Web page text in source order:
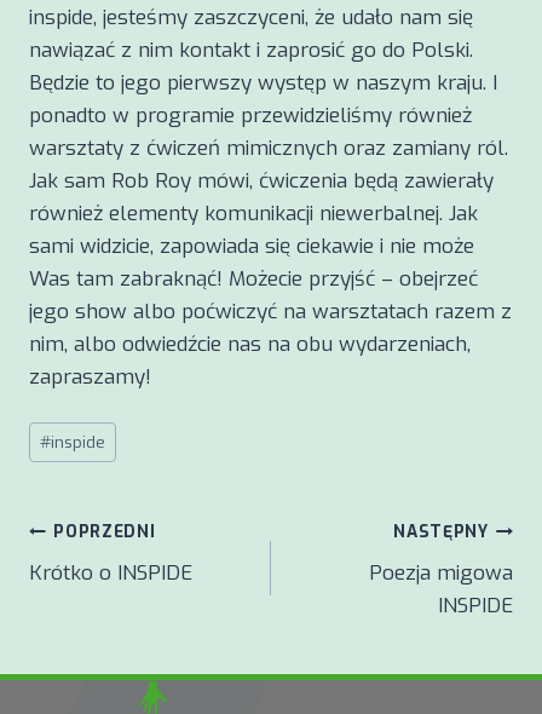
inspide, jesteśmy zaszczyceni, że udało nam się
nawiązać z nim kontakt i zaprosić go do Polski.
Będzie to jego pierwszy występ w naszym kraju. I
ponadto w programie przewidzieliśmy również
warsztaty z ćwiczeń mimicznych oraz zamiany ról.
Jak sam Rob Roy mówi, ćwiczenia będą zawierały
również elementy komunikacji niewerbalnej. Jak
sami widzicie, zapowiada się ciekawie i nie może
Was tam zabraknąć! Możecie przyjść – obejrzeć
jego show albo poćwiczyć na warsztatach razem z
nim, albo odwiedźcie nas na obu wydarzeniach,
zapraszamy!
Tagi
wpisu:
#inspide
Nawigacja
wpisu
POPRZEDNI
Krótko o INSPIDE
NASTĘPNY
Poezja migowa
INSPIDE